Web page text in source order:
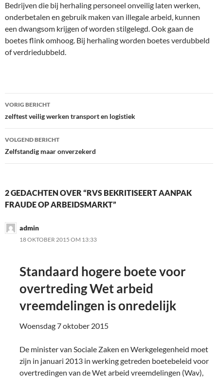
Bedrijven die bij herhaling personeel onveilig laten werken,
onderbetalen en gebruik maken van illegale arbeid, kunnen
een dwangsom krijgen of worden stilgelegd. Ook gaan de
boetes flink omhoog. Bij herhaling worden boetes verdubbeld
of verdriedubbeld.
Bericht
navigatie
VORIG BERICHT
zelftest veilig werken transport en logistiek
VOLGEND BERICHT
Zelfstandig maar onverzekerd
2 GEDACHTEN OVER “RVS BEKRITISEERT AANPAK
FRAUDE OP ARBEIDSMARKT”
admin
18 OKTOBER 2015 OM 13:33
Standaard hogere boete voor
overtreding Wet arbeid
vreemdelingen is onredelijk
Woensdag 7 oktober 2015
De minister van Sociale Zaken en Werkgelegenheid moet
zijn in januari 2013 in werking getreden boetebeleid voor
overtredingen van de Wet arbeid vreemdelingen (Wav),